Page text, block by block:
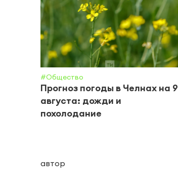
#Общество
Прогноз погоды в Челнах на 9
августа: дожди и
похолодание
автор